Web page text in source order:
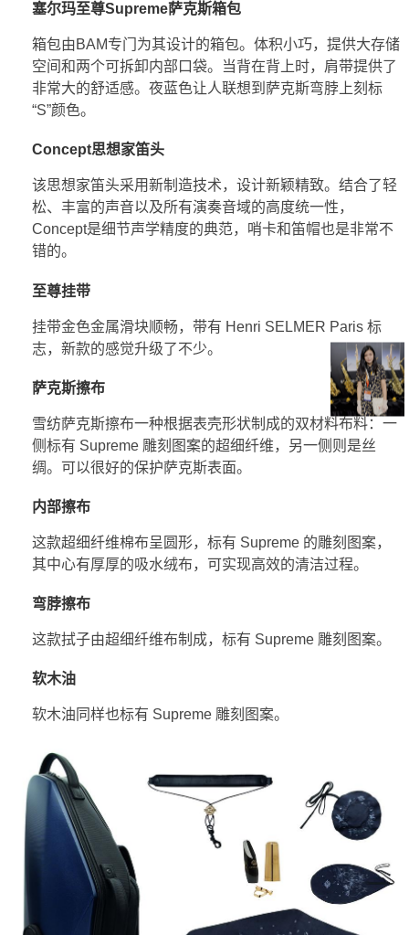
塞尔玛至尊Supreme萨克斯箱包
箱包由BAM专门为其设计的箱包。体积小巧，提供大存储
空间和两个可拆卸内部口袋。当背在背上时，肩带提供了
非常大的舒适感。夜蓝色让人联想到萨克斯弯脖上刻标
“S”颜色。
Concept思想家笛头
该思想家笛头采用新制造技术，设计新颖精致。结合了轻
松、丰富的声音以及所有演奏音域的高度统一性，
Concept是细节声学精度的典范，哨卡和笛帽也是非常不
错的。
至尊挂带
挂带金色金属滑块顺畅，带有 Henri SELMER Paris 标
志，新款的感觉升级了不少。
萨克斯擦布
雪纺萨克斯擦布一种根据表壳形状制成的双材料布料：一
侧标有 Supreme 雕刻图案的超细纤维，另一侧则是丝
绸。可以很好的保护萨克斯表面。
内部擦布
这款超细纤维棉布呈圆形，标有 Supreme 的雕刻图案，
其中心有厚厚的吸水绒布，可实现高效的清洁过程。
弯脖擦布
这款拭子由超细纤维布制成，标有 Supreme 雕刻图案。
软木油
软木油同样也标有 Supreme 雕刻图案。